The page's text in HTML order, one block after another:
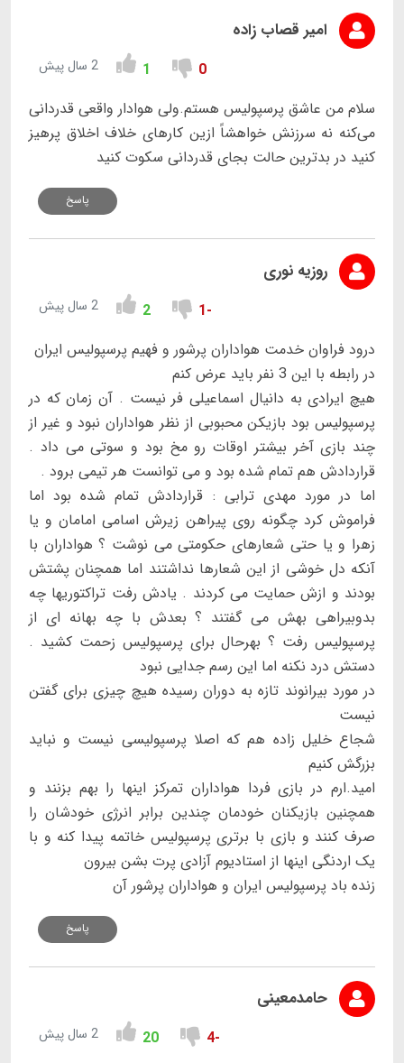
امیر قصاب زاده
0
1 2 سال پیش
سلام من عاشق پرسپولیس هستم.ولی هوادار واقعی قدردانی
می‌کنه نه سرزنش خواهشاً ازین کارهای خلاف اخلاق پرهیز
کنید در بدترین حالت بجای قدردانی سکوت کنید
پاسخ
روزیه نوری
-1
2 2 سال پیش
درود فراوان خدمت هواداران پرشور و فهیم پرسپولیس ایران
در رابطه با این 3 نفر باید عرض کنم
هیچ ایرادی به دانیال اسماعیلی فر نیست . آن زمان که در
پرسپولیس بود بازیکن محبوبی از نظر هواداران نبود و غیر از
چند بازی آخر بیشتر اوقات رو مخ بود و سوتی می داد .
قراردادش هم تمام شده بود و می توانست هر تیمی برود .
اما در مورد مهدی ترابی : قراردادش تمام شده بود اما
فراموش کرد چگونه روی پیراهن زیرش اسامی امامان و یا
زهرا و یا حتی شعارهای حکومتی می نوشت ؟ هواداران با
آنکه دل خوشی از این شعارها نداشتند اما همچنان پشتش
بودند و ازش حمایت می کردند . یادش رفت تراکتوریها چه
بدوبیراهی بهش می گفتند ؟ بعدش با چه بهانه ای از
پرسپولیس رفت ؟ بهرحال برای پرسپولیس زحمت کشید .
دستش درد نکنه اما این رسم جدایی نبود
در مورد بیرانوند تازه به دوران رسیده هیچ چیزی برای گفتن
نیست
شجاع خلیل زاده هم که اصلا پرسپولیسی نیست و نباید
بزرگش کنیم
امید.ارم در بازی فردا هواداران تمرکز اینها را بهم بزنند و
همچنین بازیکنان خودمان چندین برابر انرژی خودشان را
صرف کنند و بازی با برتری پرسپولیس خاتمه پیدا کنه و با
یک اردنگی اینها از استادیوم آزادی پرت بشن بیرون
زنده باد پرسپولیس ایران و هواداران پرشور آن
پاسخ
حامدمعینی
-4
20 2 سال پیش